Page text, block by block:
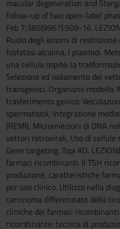
macular degeneration and
follow-up of two open-label
Feb 7;385(9967):509-16.
Ruolo degli enzimi di restrizione
fosfatasi alcalina. I plasmidi.
una cellula ospite: la
Selezione ed isolamento dei
transgenici. Organismi modello.
trasferimento genico:
spermatozoi, Integrazione
(REMI), Microiniezioni di DNA
vettori retrovirali, Uso di cellule
Gene targeting. Topi KO.
farmaci ricombinanti. Il TSH
produzione, caratteristiche
per uso clinico. Utilizzo nella
carcinoma differenziato della
cliniche dei farmaci
ricombinante: tecnica di